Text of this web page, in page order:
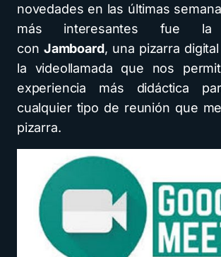
novedades en las últimas
más interesantes fue la
con Jamboard, una pizarra
la videollamada que nos
experiencia más didáctica
cualquier tipo de reunión que
pizarra.